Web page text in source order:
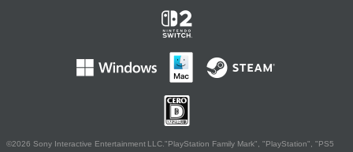
©2026 Sony Interactive Entertainment LLC."PlayStation Family Mark", "PlayStation", "PS5